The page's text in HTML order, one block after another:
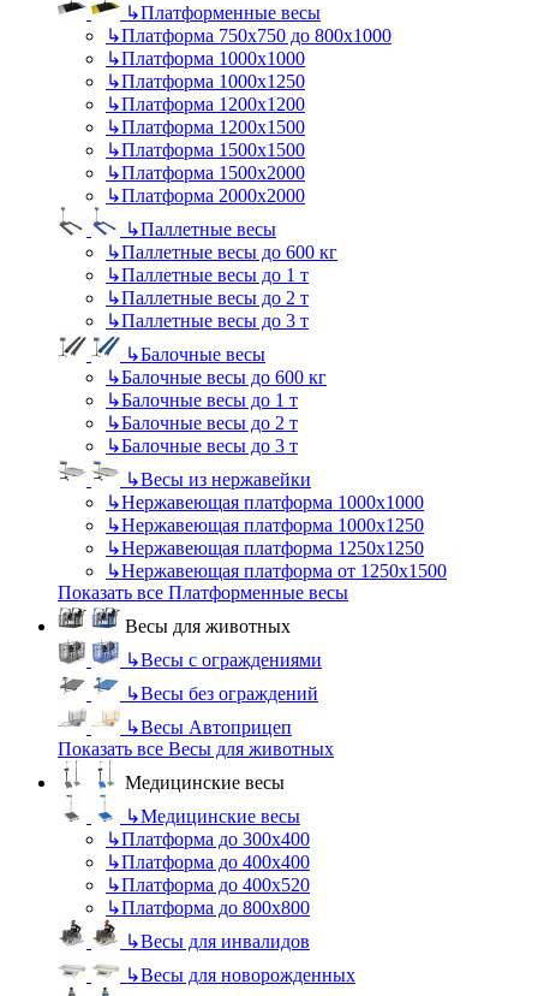
↳Платформенные весы
↳Платформа 750х750 до 800х1000
↳Платформа 1000х1000
↳Платформа 1000х1250
↳Платформа 1200х1200
↳Платформа 1200х1500
↳Платформа 1500х1500
↳Платформа 1500х2000
↳Платформа 2000х2000
↳Паллетные весы
↳Паллетные весы до 600 кг
↳Паллетные весы до 1 т
↳Паллетные весы до 2 т
↳Паллетные весы до 3 т
↳Балочные весы
↳Балочные весы до 600 кг
↳Балочные весы до 1 т
↳Балочные весы до 2 т
↳Балочные весы до 3 т
↳Весы из нержавейки
↳Нержавеющая платформа 1000х1000
↳Нержавеющая платформа 1000х1250
↳Нержавеющая платформа 1250х1250
↳Нержавеющая платформа от 1250х1500
Показать все Платформенные весы
Весы для животных
↳Весы с ограждениями
↳Весы без ограждений
↳Весы Автоприцеп
Показать все Весы для животных
Медицинские весы
↳Медицинские весы
↳Платформа до 300х400
↳Платформа до 400х400
↳Платформа до 400х520
↳Платформа до 800х800
↳Весы для инвалидов
↳Весы для новорожденных